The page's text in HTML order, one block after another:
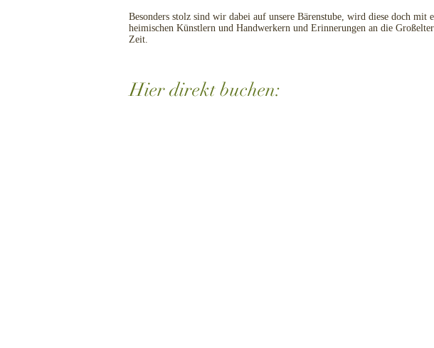
Besonders stolz sind wir dabei auf unsere Bärenstube, wird diese doch
heimischen Künstlern und Handwerkern und Erinnerungen an die
Zeit.
Hier direkt buchen: